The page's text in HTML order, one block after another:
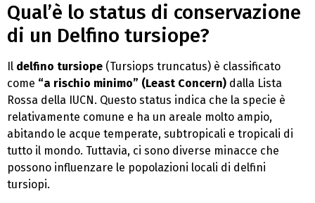
Qual’è lo status di conservazione
di un Delfino tursiope?
Il delfino tursiope (Tursiops truncatus) è classificato
come “a rischio minimo” (Least Concern) dalla Lista
Rossa della IUCN. Questo status indica che la specie è
relativamente comune e ha un areale molto ampio,
abitando le acque temperate, subtropicali e tropicali di
tutto il mondo. Tuttavia, ci sono diverse minacce che
possono influenzare le popolazioni locali di delfini
tursiopi.